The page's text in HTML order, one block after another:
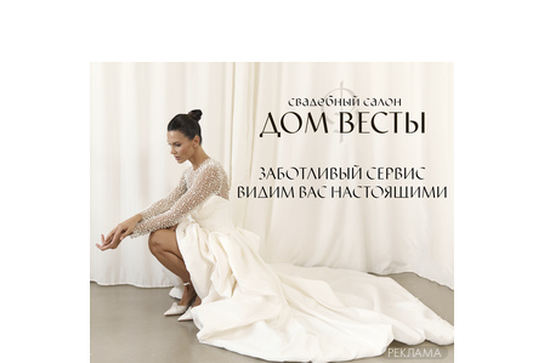
РЕКЛАМА